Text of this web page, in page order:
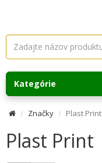
Kategórie
Značky Plast Print
Plast Print